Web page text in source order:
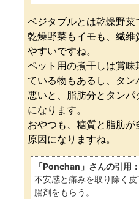
ベジタブルとは乾燥野菜
乾燥野菜もイモも、繊維
やすいですね。
ペット用の煮干しは賞
ている物もあるし、タ
悪いと、脂肪分とタン
になります。
おやつも、糖質と脂肪
原因になりますね。
「Ponchan」さんの引用：
不安感と痛みを取り除く
腸剤をもらう。